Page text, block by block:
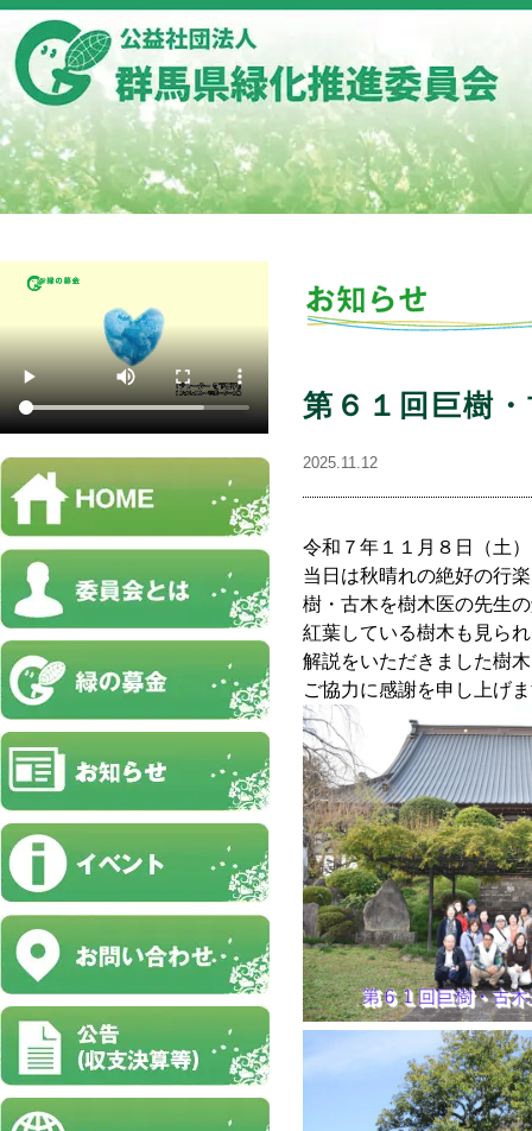
第６１回巨樹
2025.11.12
令和７年１１月８日（土
当日は秋晴れの絶好の行
樹・古木を樹木医の先生
紅葉している樹木も見ら
解説をいただきました樹
ご協力に感謝を申し上げ